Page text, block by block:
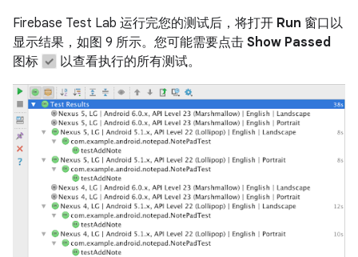
Firebase Test Lab 运行完您的测试后，将打开 Run 窗口以
显示结果，如图 9 所示。您可能需要点击 Show Passed
图标
以查看执行的所有测试。